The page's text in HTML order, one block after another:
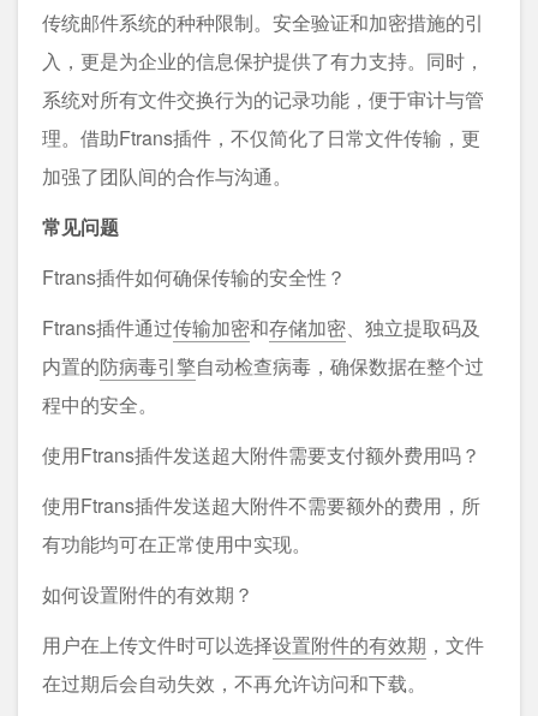
传统邮件系统的种种限制。安全验证和加密措施的引
入，更是为企业的信息保护提供了有力支持。同时，
系统对所有文件交换行为的记录功能，便于审计与管
理。借助Ftrans插件，不仅简化了日常文件传输，更
加强了团队间的合作与沟通。
常见问题
Ftrans插件如何确保传输的安全性？
Ftrans插件通过传输加密和存储加密、独立提取码及
内置的防病毒引擎自动检查病毒，确保数据在整个过
程中的安全。
使用Ftrans插件发送超大附件需要支付额外费用吗？
使用Ftrans插件发送超大附件不需要额外的费用，所
有功能均可在正常使用中实现。
如何设置附件的有效期？
用户在上传文件时可以选择设置附件的有效期 ，文件
在过期后会自动失效，不再允许访问和下载。